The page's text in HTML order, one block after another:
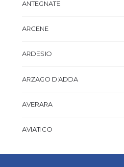
ANTEGNATE
ARCENE
ARDESIO
ARZAGO D'ADDA
AVERARA
AVIATICO
AZZANO SAN PAOLO